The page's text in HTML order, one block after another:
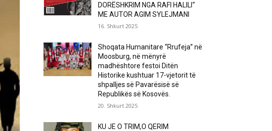
DORËSHKRIM NGA RAFI HALILI“
ME AUTOR AGIM SYLEJMANI
16. Shkurt 2025
Shoqata Humanitare “Rrufeja” në
Moosburg, në mënyrë
madhështore festoi Ditën
Historike kushtuar 17-vjetorit të
shpalljes së Pavarësisë së
Republikës së Kosovës.
20. Shkurt 2025
KU JE O TRIM,O QERIM